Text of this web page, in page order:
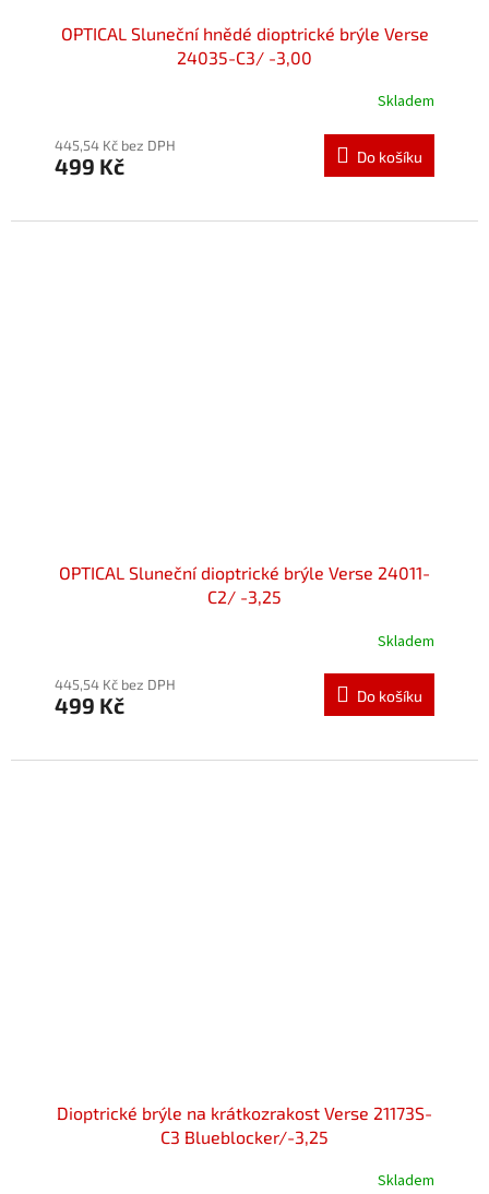
OPTICAL Sluneční hnědé dioptrické brýle Verse
24035-C3/ -3,00
Skladem
445,54 Kč bez DPH
499 Kč Do košíku
OPTICAL Sluneční dioptrické brýle Verse 24011-
C2/ -3,25
Skladem
445,54 Kč bez DPH
499 Kč Do košíku
Dioptrické brýle na krátkozrakost Verse 21173S-
C3 Blueblocker/-3,25
Skladem